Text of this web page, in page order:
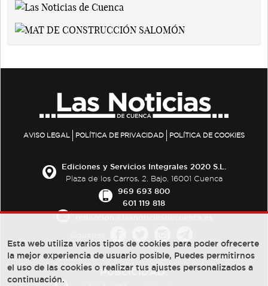
AVISO LEGAL POLÍTICA DE PRIVACIDAD POLÍTICA DE COOKIES
Ediciones y Servicios Integrales 2020 S.L.
Plaza de los Carros, 2. Bajo. 16001 Cuenca
969 693 800
601 119 818
PUBLICIDAD:
Esta web utiliza varios tipos de cookies para poder ofrecerte
la mejor experiencia de usuario posible, Puedes permitirnos
el uso de las cookies o realizar tus ajustes personalizados a
continuación.